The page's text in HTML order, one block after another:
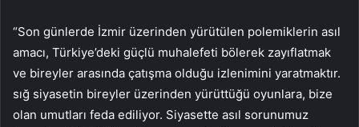
“Son günlerde İzmir üzerinden yürütülen polemiklerin asıl
amacı, Türkiye’deki güçlü muhalefeti bölerek zayıflatmak
ve bireyler arasında çatışma olduğu izlenimini yaratmaktır.
sığ siyasetin bireyler üzerinden yürüttüğü oyunlara, bize
olan umutları feda ediliyor. Siyasette asıl sorunumuz